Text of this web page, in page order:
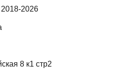
2026
8 к1 стр2